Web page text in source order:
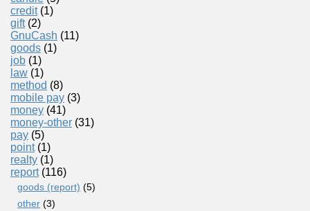
credit(1)
gift(2)
GnuCash (11)
goods (1)
job (1)
law (1)
method (8)
mobile pay (3)
money (41)
money-other (31)
pay (5)
point(1)
realty (1)
report(116)
goods (report) (5)
other (3)